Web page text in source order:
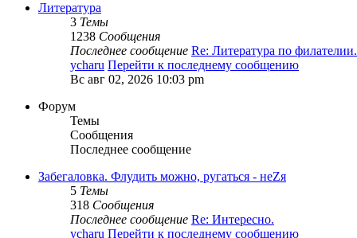
Литература
3 Темы
1238 Сообщения
Последнее сообщение Re: Литература по филателии.
ycharu Перейти к последнему сообщению
Вс авг 02, 2026 10:03 pm
Форум
Темы
Сообщения
Последнее сообщение
Забегаловка. Флудить можно, ругаться - неZя
5 Темы
318 Сообщения
Последнее сообщение Re: Интересно.
ycharu Перейти к последнему сообщению